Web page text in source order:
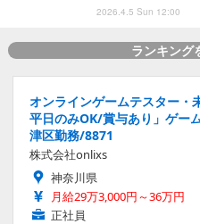
2026.4.5 Sun 12:00
ランキング
オンラインゲームテスター
平日のみOK/賞与あり」ゲー
津区勤務/8871
株式会社onlixs
神奈川県
月給29万3,000円～36万円
正社員